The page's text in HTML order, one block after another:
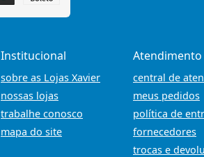
Institucional
sobre as Lojas Xavier
nossas lojas
trabalhe conosco
mapa do site
Atendimento
central de
meus pedidos
política de
fornecedores
trocas e